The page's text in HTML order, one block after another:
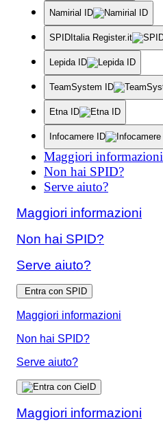
Namirial ID
SPIDItalia Register.it
Lepida ID
TeamSystem ID
Etna ID
Infocamere ID
Maggiori informazioni
Non hai SPID?
Serve aiuto?
Maggiori informazioni
Non hai SPID?
Serve aiuto?
Entra con SPID
Maggiori informazioni
Non hai SPID?
Serve aiuto?
Maggiori informazioni